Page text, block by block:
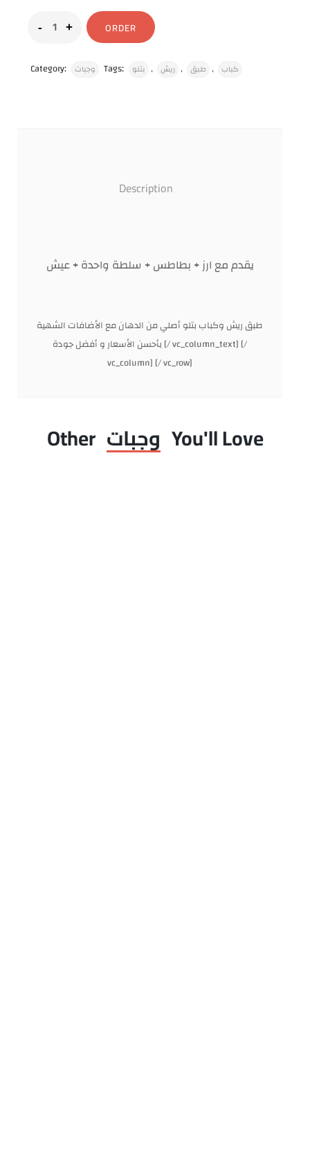
ORDER
Category: وجبات Tags: بتلو , ريش , طبق , كباب
Description
يقدم مع ارز + بطاطس + سلطة واحدة + عيش
طبق ريش وكباب بتلو أصلي من الدهان مع الأضافات الشهية
بأحسن الأسعار و أفضل جودة [/ vc_column_text] [/
vc_column] [/ vc_row]
Other وجبات You'll Love